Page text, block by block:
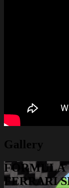
Gallery
FORMULA
FERRARI